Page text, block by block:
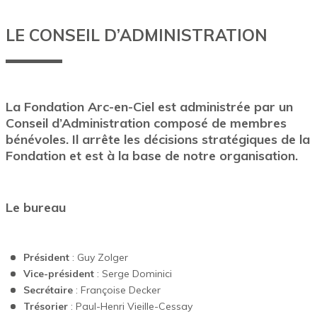
LE CONSEIL D’ADMINISTRATION
La Fondation Arc-en-Ciel est administrée par un
Conseil d’Administration composé de membres
bénévoles. Il arrête les décisions stratégiques de la
Fondation et est à la base de notre organisation.
Le bureau
Président: Guy Zolger
Vice-président: Serge Dominici
Secrétaire: Françoise Decker
Trésorier: Paul-Henri Vieille-Cessay